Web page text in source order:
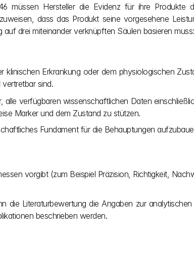
müssen Hersteller die Evidenz für ihre Produkte
dass das Produkt seine vorgesehene
drei miteinander verknüpften Säulen basieren muss:
Erkrankung oder dem physiologischen
sind.
alle verfügbaren wissenschaftlichen Daten
Marker und dem Zustand zu stützen.
Fundament für die Behauptungen
vorgibt (zum Beispiel Präzision, Richtigkeit,
die Literaturbewertung die Angaben zur
beschrieben werden.